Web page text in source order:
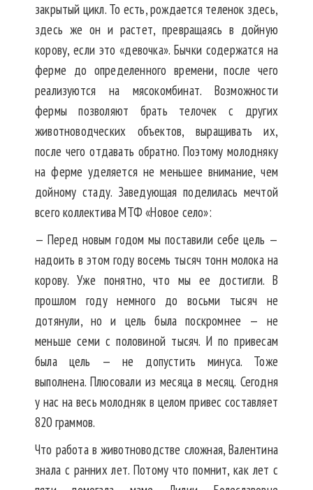
закрытый цикл. То есть, рождается теленок здесь,
здесь же он и растет, превращаясь в дойную
корову, если это «девочка». Бычки содержатся на
ферме до определенного времени, после чего
реализуются на мясокомбинат. Возможности
фермы позволяют брать телочек с других
животноводческих объектов, выращивать их,
после чего отдавать обратно. Поэтому молодняку
на ферме уделяется не меньшее внимание, чем
дойному стаду. Заведующая поделилась мечтой
всего коллектива МТФ «Новое село»:
— Перед новым годом мы поставили себе цель —
надоить в этом году восемь тысяч тонн молока на
корову. Уже понятно, что мы ее достигли. В
прошлом году немного до восьми тысяч не
дотянули, но и цель была поскромнее — не
меньше семи с половиной тысяч. И по привесам
была цель — не допустить минуса. Тоже
выполнена. Плюсовали из месяца в месяц. Сегодня
у нас на весь молодняк в целом привес составляет
820 граммов.
Что работа в животноводстве сложная, Валентина
знала с ранних лет. Потому что помнит, как лет с